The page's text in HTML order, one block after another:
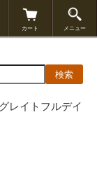
カート メニュー
検索
レイトフルデイ